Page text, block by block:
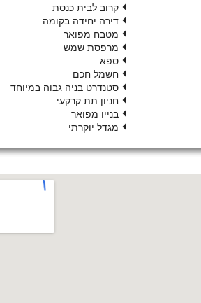
קרוב לבית כנסת
דירה יחידה בקומה
מטבח מפואר
מרפסת שמש
ספא
חשמל חכם
סטנדרט בניה גבוה במיוחד
חניון תת קרקעי
בנייו מפואר
מגדל יוקרתי